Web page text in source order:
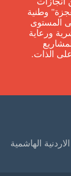
وطنية
المستوى
ورعاية
على الذات.